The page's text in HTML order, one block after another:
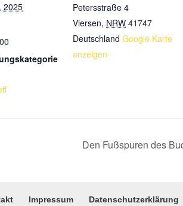
2025
Petersstraße 4
Viersen, NRW 41747
Deutschland Google Karte
anzeigen
Den Fußspuren des
Impressum Datenschutzerklärung